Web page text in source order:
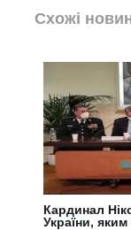
Схожі
Кардинал
України,